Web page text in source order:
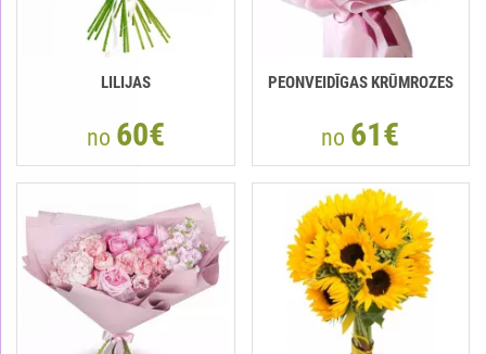
LILIJAS
no 60€
PEONVEIDĪGAS KRŪMROZES
no 61€